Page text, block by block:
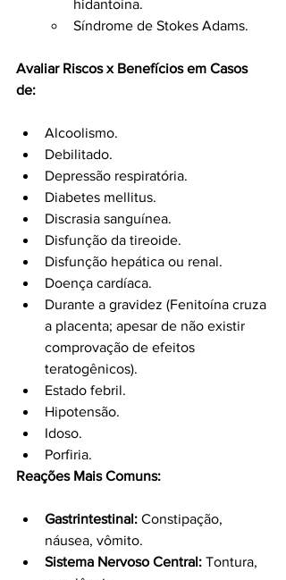
hidantoína.
Síndrome de Stokes Adams.
Avaliar Riscos x Benefícios em Casos
de:
Alcoolismo.
Debilitado.
Depressão respiratória.
Diabetes mellitus.
Discrasia sanguínea.
Disfunção da tireoide.
Disfunção hepática ou renal.
Doença cardíaca.
Durante a gravidez (Fenitoína cruza
a placenta; apesar de não existir
comprovação de efeitos
teratogênicos).
Estado febril.
Hipotensão.
Idoso.
Porfiria.
Reações Mais Comuns:
Gastrintestinal: Constipação,
náusea, vômito.
Sistema Nervoso Central: Tontura,